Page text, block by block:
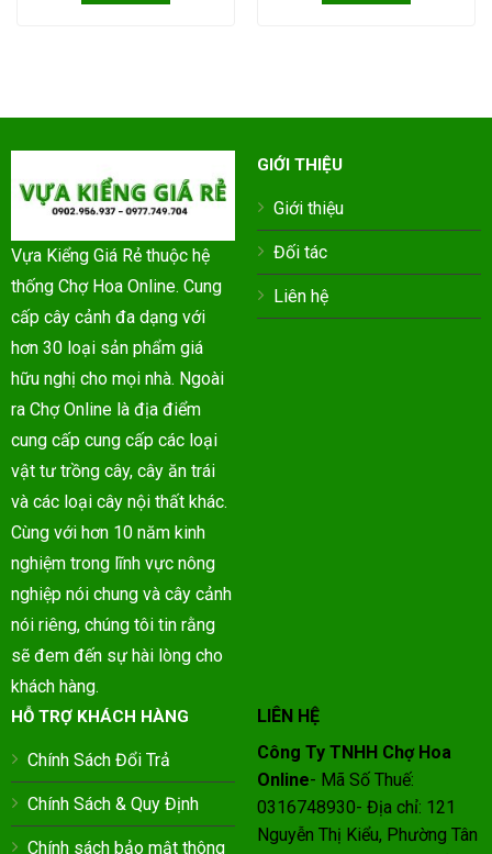
Vựa Kiểng Giá Rẻ thuộc hệ
thống Chợ Hoa Online. Cung
cấp cây cảnh đa dạng với
hơn 30 loại sản phẩm giá
hữu nghị cho mọi nhà. Ngoài
ra Chợ Online là địa điểm
cung cấp cung cấp các loại
vật tư trồng cây, cây ăn trái
và các loại cây nội thất khác.
Cùng với hơn 10 năm kinh
nghiệm trong lĩnh vực nông
nghiệp nói chung và cây cảnh
nói riêng, chúng tôi tin rằng
sẽ đem đến sự hài lòng cho
khách hàng.
GIỚI THIỆU
Giới thiệu
Đối tác
Liên hệ
HỖ TRỢ KHÁCH HÀNG
Chính Sách Đổi Trả
Chính Sách & Quy Định
Chính sách bảo mật thông
LIÊN HỆ
Công Ty TNHH Chợ Hoa
Online- Mã Số Thuế:
0316748930- Địa chỉ: 121
Nguyễn Thị Kiểu, Phường Tân